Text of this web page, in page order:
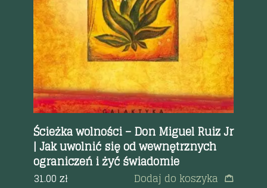
Ścieżka wolności – Don Miguel Ruiz Jr
| Jak uwolnić się od wewnętrznych
ograniczeń i żyć świadomie
31.00zł Dodaj do koszyka